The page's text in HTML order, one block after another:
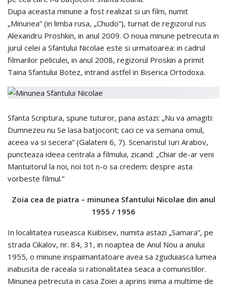
Dupa aceasta minune a fost realizat si un film, numit
„Minunea” (in limba rusa, „Chudo”), turnat de regizorul rus
Alexandru Proshkin, in anul 2009. O noua minune petrecuta in
jurul celei a Sfantului Nicolae este si urmatoarea: in cadrul
filmarilor peliculei, in anul 2008, regizorul Proskin a primit
Taina Sfantului Botez, intrand astfel in Biserica Ortodoxa.
Sfanta Scriptura, spune tuturor, pana astazi: „Nu va amagiti:
Dumnezeu nu Se lasa batjocorit; caci ce va semana omul,
aceea va si secera” (Galateni 6, 7). Scenaristul Iuri Arabov,
puncteaza ideea centrala a filmului, zicand: „Chiar de-ar veni
Mantuitorul la noi, noi tot n-o sa credem: despre asta
vorbeste filmul.”
Zoia cea de piatra – minunea Sfantului Nicolae din anul
1955 / 1956
In localitatea ruseasca Kuibisev, numita astazi „Samara”, pe
strada Cikalov, nr. 84, 31, in noaptea de Anul Nou a anului
1955, o minune inspaimantatoare avea sa zguduiasca lumea
inabusita de raceala si rationalitatea seaca a comunistilor.
Minunea petrecuta in casa Zoiei a aprins inima a multime de